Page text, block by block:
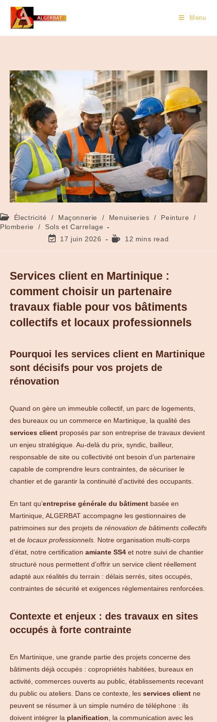
Menu
Électricité / Maçonnerie / Menuiseries / Peinture
/
Plomberie
/
Sols et Carrelage
17 juin 2026
12 mins read
Services client en Martinique :
comment choisir un partenaire
travaux fiable pour vos bâtiments
collectifs et locaux professionnels
Pourquoi les services client en Martinique
sont décisifs pour vos projets de
rénovation
Quand on gère un immeuble collectif, un parc de logements,
des bureaux ou un commerce en Martinique, la qualité des
services client proposés par son entreprise de travaux devient
un enjeu stratégique. Au-delà du prix, syndic, bailleur,
responsable de site ou collectivité ont besoin d’un partenaire
capable de comprendre leurs contraintes, de sécuriser le
chantier et de garantir la continuité d’activité des occupants.
En tant qu’entreprise générale du bâtiment basée en
Martinique, ALGERBAT accompagne les gestionnaires de
patrimoines sur des projets de rénovation de bâtiments collectifs
et de locaux professionnels . Notre organisation multi-corps
d’état, notre certification amiante SS4 et notre suivi de chantier
structuré nous permettent d’offrir un service client réellement
adapté aux réalités du terrain : délais serrés, sites occupés,
contraintes de sécurité et exigences réglementaires renforcées.
Contexte et enjeux : des travaux en sites
occupés à forte contrainte
En Martinique, une grande partie des projets concerne des
bâtiments déjà occupés : copropriétés habitées, bureaux en
activité, commerces ouverts au public, établissements recevant
du public ou ateliers. Dans ce contexte, les services client ne
peuvent se résumer à un simple numéro de téléphone : ils
doivent intégrer la planification , la communication avec les